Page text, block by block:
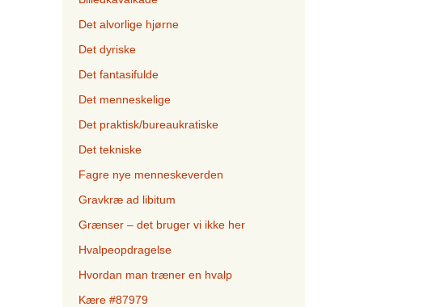
Det alvorlige hjørne
Det dyriske
Det fantasifulde
Det menneskelige
Det praktisk/bureaukratiske
Det tekniske
Fagre nye menneskeverden
Gravkræ ad libitum
Grænser – det bruger vi ikke her
Hvalpeopdragelse
Hvordan man træner en hvalp
Kære #87979